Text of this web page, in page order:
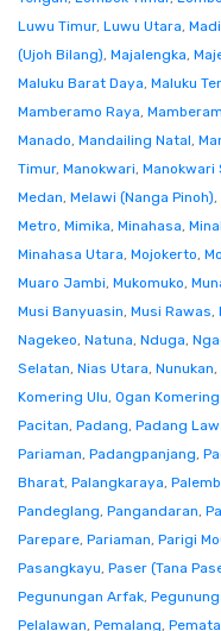
Luwu Timur, Luwu Utara,
(Ujoh Bilang), Majalengka,
Maluku Barat Daya, Maluku
Mamberamo Raya,
Manado, Mandailing Natal,
Timur, Manokwari, Manokwari
Medan, Melawi (Nanga Pinoh),
Metro, Mimika, Minahasa,
Minahasa Utara, Mojokerto,
Muaro Jambi, Mukomuko,
Musi Banyuasin, Musi Rawas,
Nagekeo, Natuna, Nduga,
Selatan, Nias Utara, Nunukan,
Komering Ulu, Ogan
Pacitan, Padang, Padang
Pariaman, Padangpanjang,
Bharat, Palangkaraya,
Pandeglang, Pangandaran,
Parepare, Pariaman, Parigi
Pasangkayu, Paser (Tana
Pegunungan Arfak,
Pelalawan, Pemalang,